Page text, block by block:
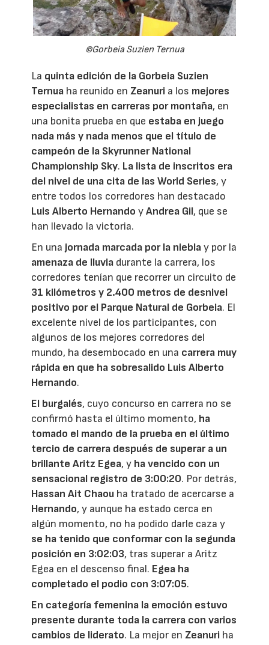
©Gorbeia Suzien Ternua
La quinta edición de la Gorbeia Suzien
Ternua ha reunido en Zeanuri a los mejores
especialistas en carreras por montaña, en
una bonita prueba en que estaba en juego
nada más y nada menos que el título de
campeón de la Skyrunner National
Championship Sky. La lista de inscritos era
del nivel de una cita de las World Series, y
entre todos los corredores han destacado
Luis Alberto Hernando yAndrea Gil, que se
han llevado la victoria.
En unajornada marcada por la nieblay por la
amenaza de lluvia durante la carrera, los
corredores tenían que recorrer un circuito de
31 kilómetros y 2.400 metros de desnivel
positivo por el Parque Natural de Gorbeia. El
excelente nivel de los participantes, con
algunos de los mejores corredores del
mundo, ha desembocado en una carrera muy
rápida en que ha sobresalido Luis Alberto
Hernando.
El burgalés, cuyo concurso en carrera no se
confirmó hasta el último momento, ha
tomado el mando de la prueba en el último
tercio de carrera después de superar a un
brillante Aritz Egea, y ha vencido con un
sensacional registro de 3:00:20. Por detrás,
Hassan Ait Chaou ha tratado de acercarse a
Hernando, y aunque ha estado cerca en
algún momento, no ha podido darle caza y
se ha tenido que conformar con la segunda
posición en 3:02:03, tras superar a Aritz
Egea en el descenso final. Egea ha
completado el podio con 3:07:05.
En categoría femenina la emoción estuvo
presente durante toda la carrera con varios
cambios de liderato. La mejor enZeanuri ha